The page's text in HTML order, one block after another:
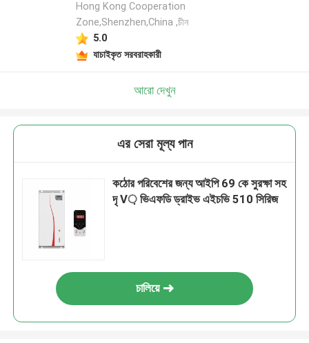
Hong Kong Cooperation
Zone,Shenzhen,China ,চীন
5.0
যাচাইকৃত সরবরাহকারী
আরো দেখুন
এর সেরা মূল্য পান
কঠোর পরিবেশের জন্য আইপি 69 কে সুরক্ষা সহ
দৃ V় ভিএফডি ড্রাইভ এইচভি 510 সিরিজ
চালিয়ে